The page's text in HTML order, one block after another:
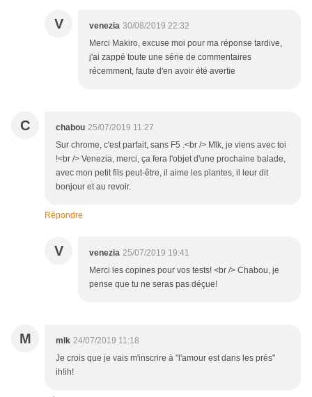
V venezia 30/08/2019 22:32
Merci Makiro, excuse moi pour ma réponse tardive,
j'ai zappé toute une série de commentaires
récemment, faute d'en avoir été avertie
C chabou 25/07/2019 11:27
Sur chrome, c'est parfait, sans F5 .<br /> Mlk, je viens avec toi
!<br /> Venezia, merci, ça fera l'objet d'une prochaine balade,
avec mon petit fils peut-être, il aime les plantes, il leur dit
bonjour et au revoir.
Répondre
V venezia 25/07/2019 19:41
Merci les copines pour vos tests! <br /> Chabou, je
pense que tu ne seras pas déçue!
M mlk 24/07/2019 11:18
Je crois que je vais m'inscrire à "l'amour est dans les prés"
ih!ih!